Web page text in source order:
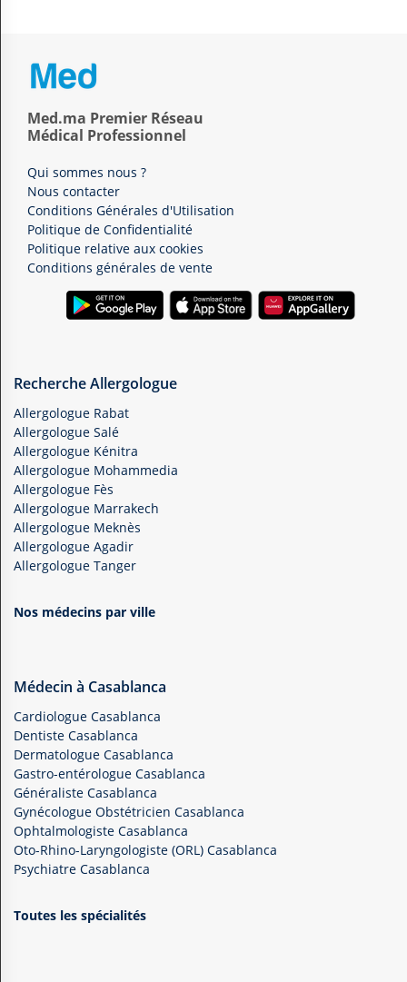
Med.ma Premier Réseau
Médical Professionnel
Qui sommes nous ?
Nous contacter
Conditions Générales d'Utilisation
Politique de Confidentialité
Politique relative aux cookies
Conditions générales de vente
Recherche Allergologue
Allergologue Rabat
Allergologue Salé
Allergologue Kénitra
Allergologue Mohammedia
Allergologue Fès
Allergologue Marrakech
Allergologue Meknès
Allergologue Agadir
Allergologue Tanger
Nos médecins par ville
Médecin à Casablanca
Cardiologue Casablanca
Dentiste Casablanca
Dermatologue Casablanca
Gastro-entérologue Casablanca
Généraliste Casablanca
Gynécologue Obstétricien Casablanca
Ophtalmologiste Casablanca
Oto-Rhino-Laryngologiste (ORL) Casablanca
Psychiatre Casablanca
Toutes les spécialités